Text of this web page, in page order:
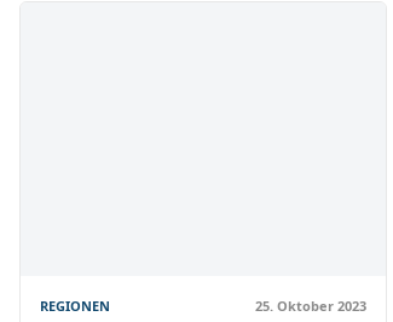
REGIONEN 25. Oktober 2023